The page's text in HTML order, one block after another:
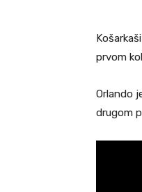
prvom
Orlando
drugom